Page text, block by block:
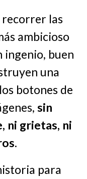
las
ambicioso
ingenio, buen
una
botones de
sin
ni grietas, ni
.
para